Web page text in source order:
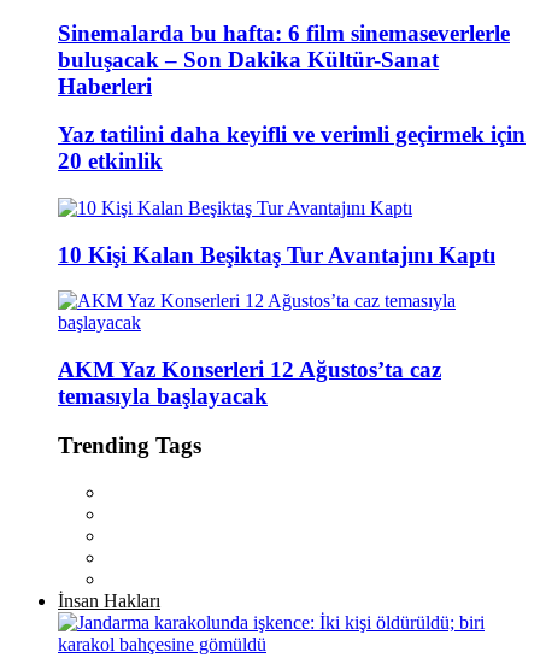
Sinemalarda bu hafta: 6 film sinemaseverlerle
buluşacak – Son Dakika Kültür-Sanat
Haberleri
Yaz tatilini daha keyifli ve verimli geçirmek için
20 etkinlik
10 Kişi Kalan Beşiktaş Tur Avantajını Kaptı
AKM Yaz Konserleri 12 Ağustos’ta caz
temasıyla başlayacak
Trending Tags
İnsan Hakları